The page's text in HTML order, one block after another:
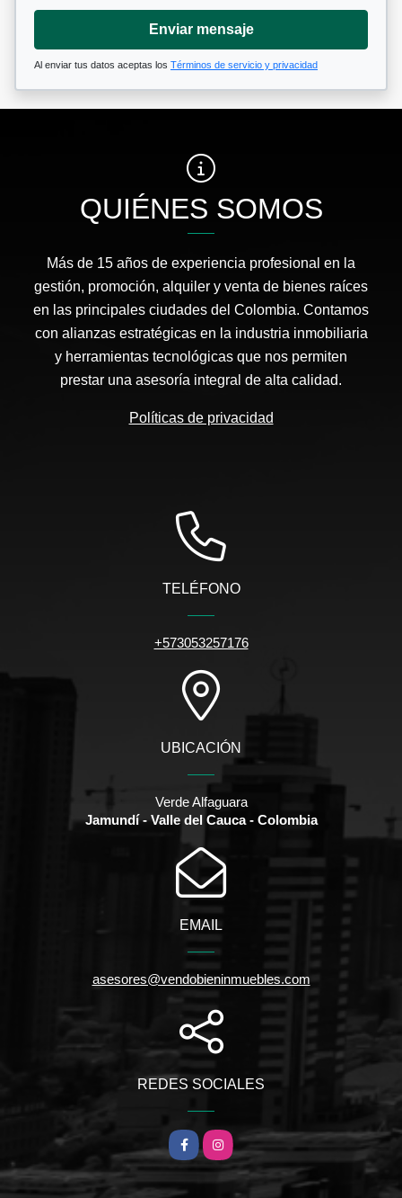
Enviar mensaje
Al enviar tus datos aceptas los Términos de servicio y privacidad
QUIÉNES SOMOS
Más de 15 años de experiencia profesional en la
gestión, promoción, alquiler y venta de bienes raíces
en las principales ciudades del Colombia. Contamos
con alianzas estratégicas en la industria inmobiliaria
y herramientas tecnológicas que nos permiten
prestar una asesoría integral de alta calidad.
Políticas de privacidad
TELÉFONO
+573053257176
UBICACIÓN
Verde Alfaguara
Jamundí - Valle del Cauca - Colombia
EMAIL
asesores@vendobieninmuebles.com
REDES SOCIALES
FacebookInstagram